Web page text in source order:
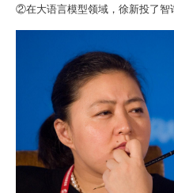
②在大语言模型领域，徐新投了智